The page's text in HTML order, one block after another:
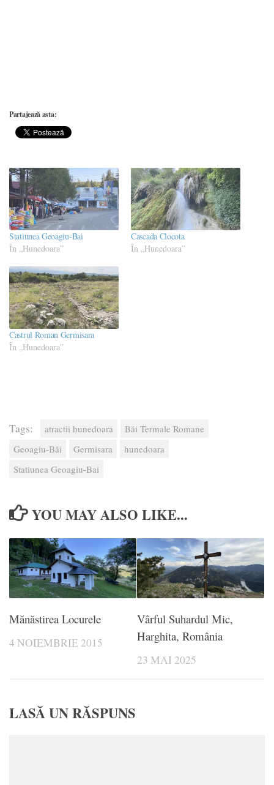
Partajează asta:
Statiunea Geoagiu-Bai
În „Hunedoara”
Cascada Clocota
În „Hunedoara”
Castrul Roman Germisara
În „Hunedoara”
Tags: atractii hunedoara
Băi Termale Romane
Geoagiu-Băi
Germisara
hunedoara
Statiunea Geoagiu-Bai
YOU MAY ALSO LIKE...
Mănăstirea Locurele
4 NOIEMBRIE 2015
Vârful Suhardul Mic,
Harghita, România
23 MAI 2025
LASĂ UN RĂSPUNS